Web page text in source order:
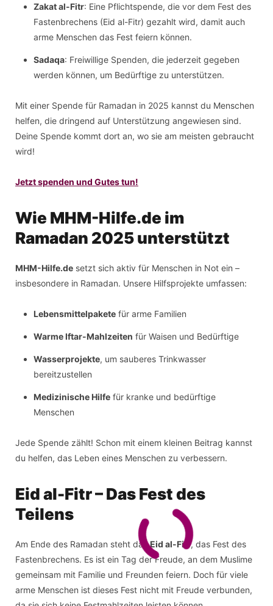
Zakat al-Fitr: Eine Pflichtspende, die vor dem Fest des
Fastenbrechens (Eid al-Fitr) gezahlt wird, damit auch
arme Menschen das Fest feiern können.
Sadaqa: Freiwillige Spenden, die jederzeit gegeben
werden können, um Bedürftige zu unterstützen.
Mit einer Spende für Ramadan in 2025 kannst du Menschen
helfen, die dringend auf Unterstützung angewiesen sind.
Deine Spende kommt dort an, wo sie am meisten gebraucht
wird!
Jetzt spenden und Gutes tun!
Wie MHM-Hilfe.de im
Ramadan 2025 unterstützt
MHM-Hilfe.de setzt sich aktiv für Menschen in Not ein –
insbesondere in Ramadan. Unsere Hilfsprojekte umfassen:
Lebensmittelpakete für arme Familien
Warme Iftar-Mahlzeiten für Waisen und Bedürftige
Wasserprojekte, um sauberes Trinkwasser
bereitzustellen
Medizinische Hilfe für kranke und bedürftige
Menschen
Jede Spende zählt! Schon mit einem kleinen Beitrag kannst
du helfen, das Leben eines Menschen zu verbessern.
Eid al-Fitr – Das Fest des
Teilens
Am Ende des Ramadan steht dasEid al-Fitr, das Fest des
Fastenbrechens. Es ist ein Tag der Freude, an dem Muslime
gemeinsam mit Familie und Freunden feiern. Doch für viele
arme Menschen ist dieses Fest nicht mit Freude verbunden,